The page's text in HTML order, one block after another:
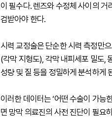
이 필수다. 렌즈와 수정체 사이의 거
검받아야 한다.
시력 교정술은 단순한 시력 측정만
(각막 지형도), 각막 내피세포 밀도,
성량 및 질 등을 정밀하게 분석하게
이러한 데이터는 ‘어떤 수술이 가능
면 망막 의료진의 사전 진단이 필요